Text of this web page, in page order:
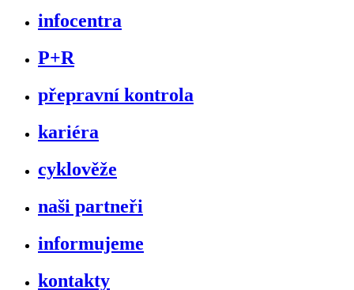
infocentra
P+R
přepravní kontrola
kariéra
cyklověže
naši partneři
informujeme
kontakty